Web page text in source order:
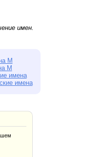
имен.
М
М
имена
имена